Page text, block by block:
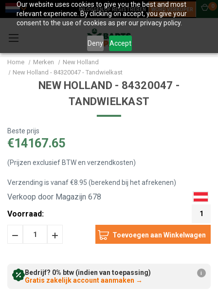
Our website uses cookies to give you the best and most
relevant experience. By clicking on accept, you give your
consent to the use of cookies as per our privacy policy.
Deny Accept
INLOGGEN OF REGISTREREN WORD VERKOPER
0
Home Merken
New Holland
New Holland - 84320047 - Tandwielkast
NEW HOLLAND - 84320047 -
TANDWIELKAST
Beste prijs
€14167.65
(Prijzen exclusief BTW en verzendkosten)
Verzending is vanaf €8.95 (berekend bij het afrekenen)
Verkoop door Magazijn 678
Voorraad:
1
HoeveelheidHoeveelheid
Bedrijf? 0% btw (indien van toepassing)
Gratis zakelijk account aanmaken →
i